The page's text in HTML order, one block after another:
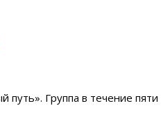
путь». Группа в течение